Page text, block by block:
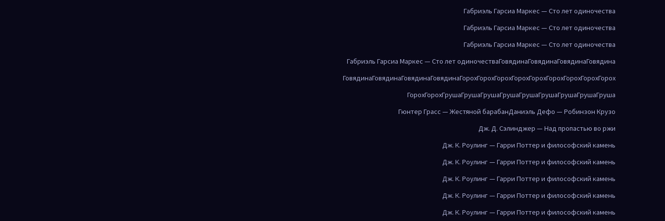
Габриэль Гарсиа Маркес — Сто лет одиночества
Габриэль Гарсиа Маркес — Сто лет одиночества
Габриэль Гарсиа Маркес — Сто лет одиночества
Габриэль Гарсиа Маркес — Сто лет одиночестваГовядинаГовядинаГовядинаГовядина
ГовядинаГовядинаГовядинаГовядинаГорохГорохГорохГорохГорохГорохГорохГорохГорох
ГорохГорохГрушаГрушаГрушаГрушаГрушаГрушаГрушаГрушаГруша
Гюнтер Грасс — Жестяной барабанДаниэль Дефо — Робинзон Крузо
Дж. Д. Сэлинджер — Над пропастью во ржи
Дж. К. Роулинг — Гарри Поттер и философский камень
Дж. К. Роулинг — Гарри Поттер и философский камень
Дж. К. Роулинг — Гарри Поттер и философский камень
Дж. К. Роулинг — Гарри Поттер и философский камень
Дж. К. Роулинг — Гарри Поттер и философский камень